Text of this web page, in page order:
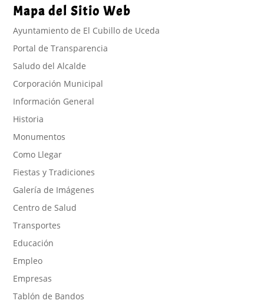
Mapa del Sitio Web
Ayuntamiento de El Cubillo de Uceda
Portal de Transparencia
Saludo del Alcalde
Corporación Municipal
Información General
Historia
Monumentos
Como Llegar
Fiestas y Tradiciones
Galería de Imágenes
Centro de Salud
Transportes
Educación
Empleo
Empresas
Tablón de Bandos